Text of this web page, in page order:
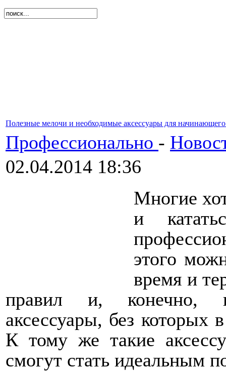
Полезные мелочи и необходимые аксессуары для начинающего
Профессионально -
02.04.2014 18:36
Многие
и
этого
время и
правил и, конечно,
аксессуары, без которых
К тому же такие
смогут стать идеальным